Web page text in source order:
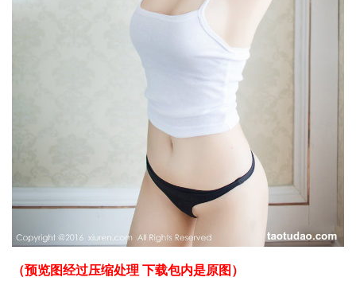
（预览图经过压缩处理 下载包内是原图）